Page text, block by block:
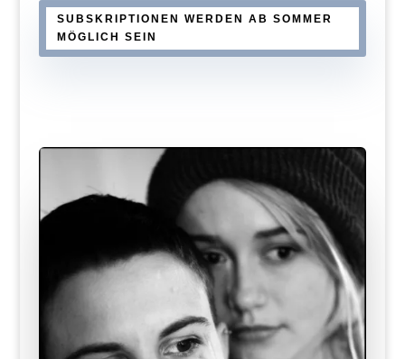
SUBSKRIPTIONEN WERDEN AB SOMMER
MÖGLICH SEIN